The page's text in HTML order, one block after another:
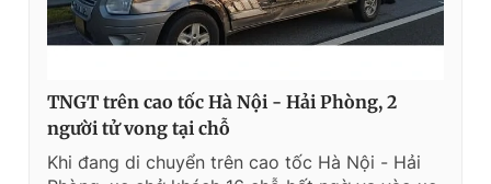
TNGT trên cao tốc Hà Nội - Hải Phòng, 2
người tử vong tại chỗ
Khi đang di chuyển trên cao tốc Hà Nội - Hải